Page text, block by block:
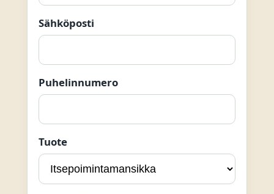
Sähköposti
Puhelinnumero
Tuote